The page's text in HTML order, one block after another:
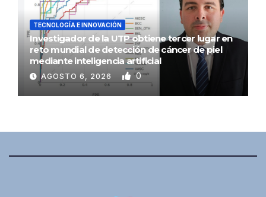
TECNOLOGÍA E INNOVACIÓN
Investigador de la UTP obtiene tercer lugar en
reto mundial de detección de cáncer de piel
mediante inteligencia artificial
AGOSTO 6, 2026 0